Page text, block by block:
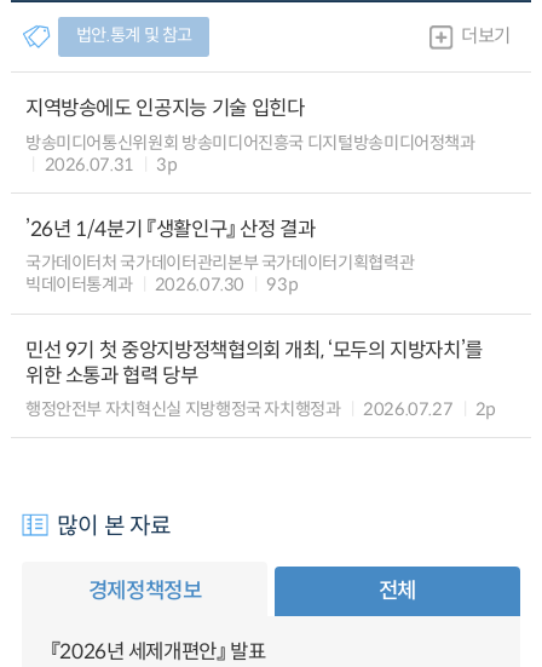
법안.통계 및 참고 더보기
지역방송에도 인공지능 기술 입힌다
방송미디어통신위원회 방송미디어진흥국 디지털방송미디어정책과
2026.07.31
3p
’26년 1/4분기 『생활인구』 산정 결과
국가데이터처 국가데이터관리본부 국가데이터기획협력관
빅데이터통계과
2026.07.30 93p
민선 9기 첫 중앙지방정책협의회 개최, ‘모두의 지방자치’를
위한 소통과 협력 당부
행정안전부 자치혁신실 지방행정국 자치행정과 2026.07.27 2p
많이 본 자료
경제정책정보 전체
『2026년 세제개편안』 발표